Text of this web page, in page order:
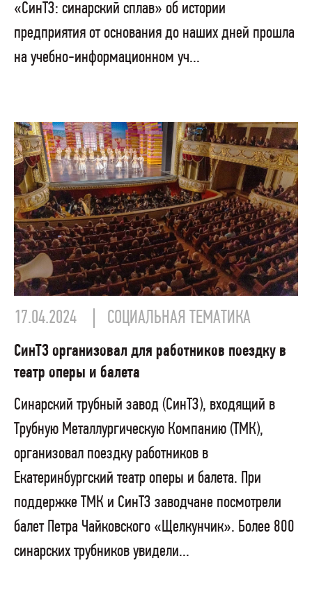
«СинТЗ: синарский сплав» об истории
предприятия от основания до наших дней прошла
на учебно-информационном уч...
17.04.2024 СОЦИАЛЬНАЯ ТЕМАТИКА
СинТЗ организовал для работников поездку в
театр оперы и балета
Синарский трубный завод (СинТЗ), входящий в
Трубную Металлургическую Компанию (ТМК),
организовал поездку работников в
Екатеринбургский театр оперы и балета. При
поддержке ТМК и СинТЗ заводчане посмотрели
балет Петра Чайковского «Щелкунчик». Более 800
синарских трубников увидели...